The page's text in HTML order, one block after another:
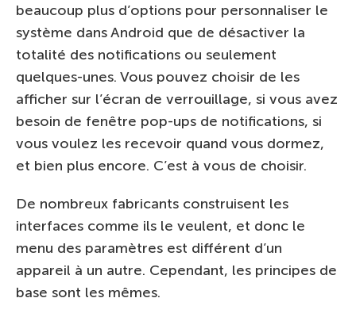
beaucoup plus d’options pour personnaliser le
système dans Android que de désactiver la
totalité des notifications ou seulement
quelques-unes. Vous pouvez choisir de les
afficher sur l’écran de verrouillage, si vous avez
besoin de fenêtre pop-ups de notifications, si
vous voulez les recevoir quand vous dormez,
et bien plus encore. C’est à vous de choisir.
De nombreux fabricants construisent les
interfaces comme ils le veulent, et donc le
menu des paramètres est différent d’un
appareil à un autre. Cependant, les principes de
base sont les mêmes.